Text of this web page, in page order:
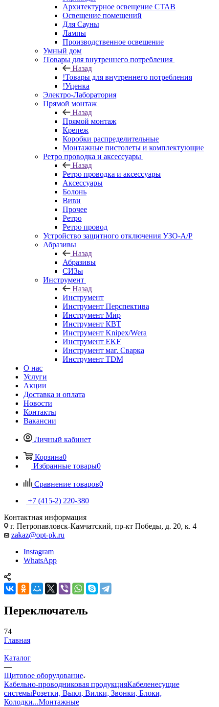
Архитектурное освещение СТАВ
Освещение помещений
Для Сауны
Лампы
Производственное освешение
Умный дом
!Товары для внутреннего потребления
Назад
!Товары для внутреннего потребления
!Уценка
Электро-Лаборатория
Прямой монтаж
Назад
Прямой монтаж
Крепеж
Коробки распределительные
Монтажные пистолеты и комплектующие
Ретро проводка и аксессуары
Назад
Ретро проводка и аксессуары
Аксессуары
Болонь
Виви
Прочее
Ретро
Ретро провод
Устройство защитного отключения УЗО-А/Р
Абразивы
Назад
Абразивы
СИЗы
Инструмент
Назад
Инструмент
Инструмент Перспектива
Инструмент Мир
Инструмент КВТ
Инструмент Knipex/Wera
Инструмент EKF
Инструмент маг. Сварка
Инструмент TDM
О нас
Услуги
Акции
Доставка и оплата
Новости
Контакты
Вакансии
Личный кабинет
Корзина0
Избранные товары0
Сравнение товаров0
+7 (415-2) 220-380
Контактная информация
г. Петропавловск-Камчатский, пр-кт Победы, д. 20, к. 4
zakaz@opt-pk.ru
Instagram
WhatsApp
Переключатель
74
Главная
—
Каталог
—
Щитовое оборудование
Кабельно-проводниковая продукцияКабеленесущие
системыРозетки, Выкл, Вилки, Звонки, Блоки,
Колодки...Монтажные